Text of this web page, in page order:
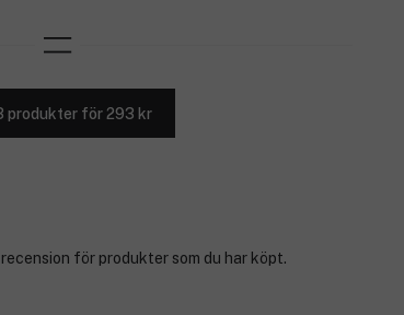
produkter för 293 kr
för produkter som du har köpt.